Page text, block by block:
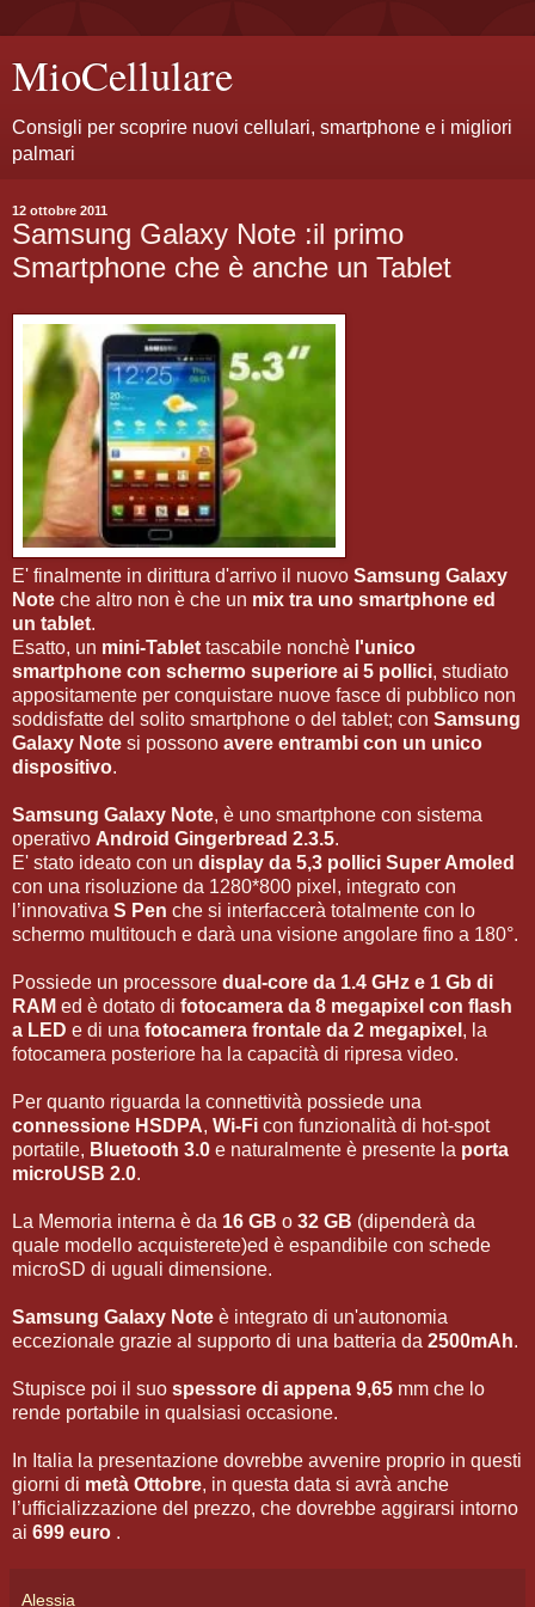
MioCellulare
Consigli per scoprire nuovi cellulari, smartphone e i migliori
palmari
12 ottobre 2011
Samsung Galaxy Note :il primo
Smartphone che è anche un Tablet
E' finalmente in dirittura d'arrivo il nuovo Samsung Galaxy
Note che altro non è che un mix tra uno smartphone ed
un tablet.
Esatto, un mini-Tablet tascabile nonchè l'unico
smartphone con schermo superiore ai 5 pollici, studiato
appositamente per conquistare nuove fasce di pubblico non
soddisfatte del solito smartphone o del tablet; con Samsung
Galaxy Note si possono avere entrambi con un unico
dispositivo.
Samsung Galaxy Note, è uno smartphone con sistema
operativo Android Gingerbread 2.3.5.
E' stato ideato con un display da 5,3 pollici Super Amoled
con una risoluzione da 1280*800 pixel, integrato con
l’innovativa S Pen che si interfaccerà totalmente con lo
schermo multitouch e darà una visione angolare fino a 180°.
Possiede un processore dual-core da 1.4 GHz e 1 Gb di
RAM ed è dotato di fotocamera da 8 megapixel con flash
a LED e di una fotocamera frontale da 2 megapixel , la
fotocamera posteriore ha la capacità di ripresa video.
Per quanto riguarda la connettività possiede una
connessione HSDPA, Wi-Fi con funzionalità di hot-spot
portatile, Bluetooth 3.0 e naturalmente è presente la porta
microUSB 2.0.
La Memoria interna è da 16 GB o 32 GB (dipenderà da
quale modello acquisterete)ed è espandibile con schede
microSD di uguali dimensione.
Samsung Galaxy Note è integrato di un'autonomia
eccezionale grazie al supporto di una batteria da 2500mAh.
Stupisce poi il suo spessore di appena 9,65 mm che lo
rende portabile in qualsiasi occasione.
In Italia la presentazione dovrebbe avvenire proprio in questi
giorni di metà Ottobre, in questa data si avrà anche
l’ufficializzazione del prezzo, che dovrebbe aggirarsi intorno
ai 699 euro .
Alessia